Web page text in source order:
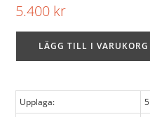
5.400 kr
LÄGG TILL I VARUKORG
Upplaga:
5